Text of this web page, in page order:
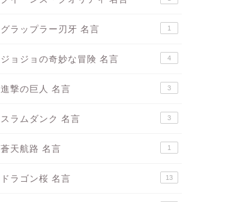
グラップラー刃牙 名言 1
ジョジョの奇妙な冒険 名言 4
進撃の巨人 名言 3
スラムダンク 名言 3
蒼天航路 名言 1
ドラゴン桜 名言 13